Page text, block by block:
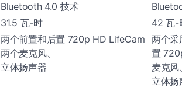
Bluetooth 4.0 技术
31.5 瓦-时
42 瓦-
两个前置和后置 720p HD LifeCam
两个麦克风、
立体扬声器
两个采
置
麦克
立体扬